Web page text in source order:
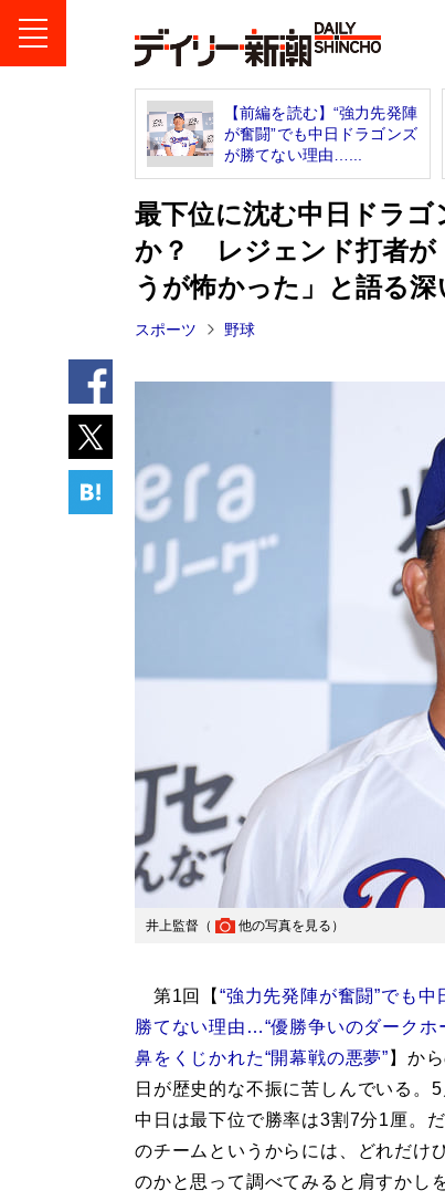
【前編を読む】“強力先発陣
が奮闘”でも中日ドラゴンズ
が勝てない理由…...
最下位に沈む中日ドラ
か？ レジェンド打者が
うが怖かった」と語る深
スポーツ 野球
井上監督（ 他の写真を見る ）
第1回【 “強力先発陣が奮闘”でも中
勝てない理由…“優勝争いのダークホ
鼻をくじかれた“開幕戦の悪夢” 】か
日が歴史的な不振に苦しんでいる。5
中日は最下位で勝率は3割7分1厘。
のチームというからには、どれだけ
のかと思って調べてみると肩すかし